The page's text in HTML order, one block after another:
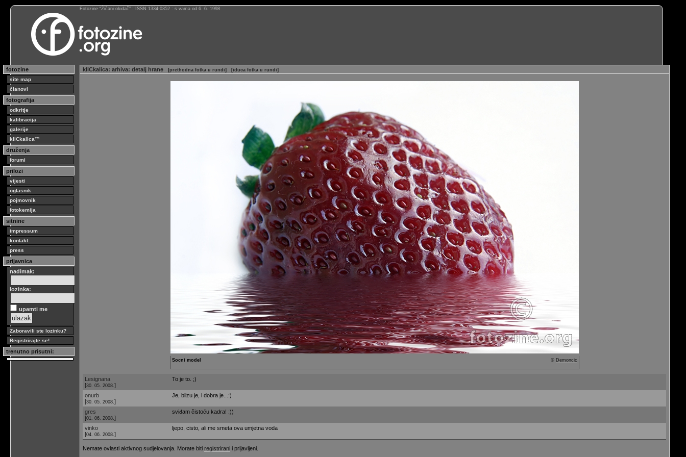
Fotozine “Žičani okidač” : ISSN 1334-0352 : s vama od 6. 6. 1998
fotozine
site map
članovi
fotografija
odkritje
kalibracija
galerije
kliCkalica™
druženja
forumi
prilozi
vijesti
oglasnik
pojmovnik
fotokemija
sitnine
impressum
kontakt
press
prijavnica
nadimak:
lozinka:
upamti me
Zaboravili ste lozinku?
Registrirajte se!
trenutno prisutni:
kliCkalica: arhiva: detalj hrane [prethodna fotka u rundi] [iduca fotka u rundi]
© Demoncic
Socni model
Lesignana
[30. 05. 2008. ]
To je to. ;)
onurb
[30. 05. 2008. ]
Je, blizu je, i dobra je...:)
gres
[01. 06. 2008. ]
sviđam čistoću kadra! :))
vinko
[04. 06. 2008. ]
ljepo, cisto, ali me smeta ova umjetna voda
Nemate ovlasti aktivnog sudjelovanja. Morate biti registrirani i prijavljeni.